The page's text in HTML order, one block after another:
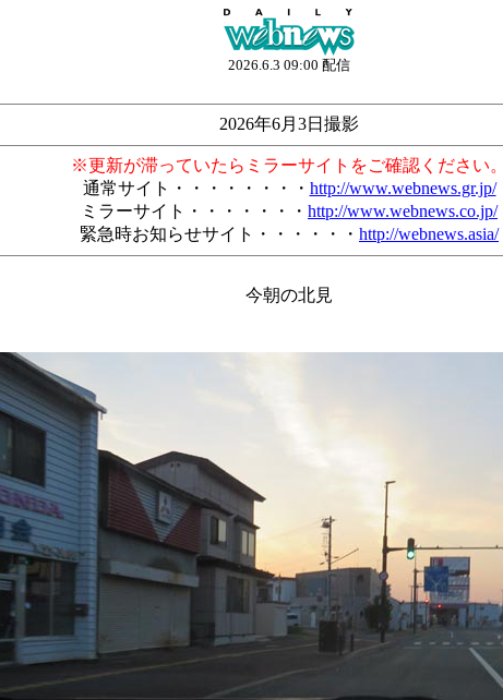
2026.6.3 09:00 配信
2026年6月3日撮影
※更新が滞っていたらミラーサイトをご確認ください。
通常サイト・・・・・・・・ http://www.webnews.gr.jp/
ミラーサイト・・・・・・・ http://www.webnews.co.jp/
緊急時お知らせサイト・・・・・・ http://webnews.asia/
今朝の北見